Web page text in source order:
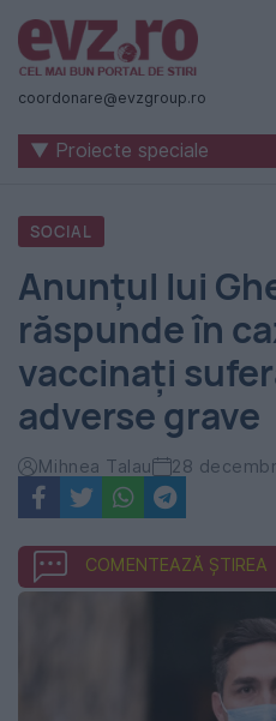
Știri
naționale
internaționale
România
-
Evenimentul
Zilei
coordonare@evzgroup.ro
▼ Proiecte speciale
SOCIAL
Anunțul lui
răspunde în
vaccinați
adverse grave
Mihnea Talau 28
COMENTEAZĂ ȘTIREA